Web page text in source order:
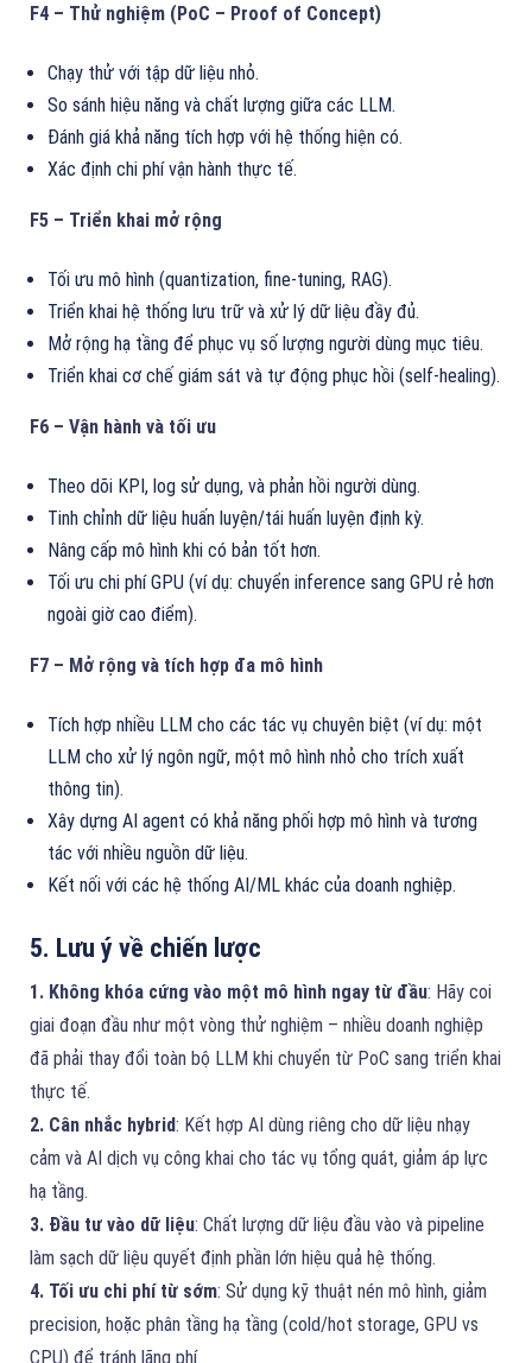
F4 – Thử nghiệm (PoC – Proof of Concept)
Chạy thử với tập dữ liệu nhỏ.
So sánh hiệu năng và chất lượng giữa các LLM.
Đánh giá khả năng tích hợp với hệ thống hiện có.
Xác định chi phí vận hành thực tế.
F5 – Triển khai mở rộng
Tối ưu mô hình (quantization, fine-tuning, RAG).
Triển khai hệ thống lưu trữ và xử lý dữ liệu đầy đủ.
Mở rộng hạ tầng để phục vụ số lượng người dùng mục tiêu.
Triển khai cơ chế giám sát và tự động phục hồi (self-healing).
F6 – Vận hành và tối ưu
Theo dõi KPI, log sử dụng, và phản hồi người dùng.
Tinh chỉnh dữ liệu huấn luyện/tái huấn luyện định kỳ.
Nâng cấp mô hình khi có bản tốt hơn.
Tối ưu chi phí GPU (ví dụ: chuyển inference sang GPU rẻ hơn
ngoài giờ cao điểm).
F7 – Mở rộng và tích hợp đa mô hình
Tích hợp nhiều LLM cho các tác vụ chuyên biệt (ví dụ: một
LLM cho xử lý ngôn ngữ, một mô hình nhỏ cho trích xuất
thông tin).
Xây dựng AI agent có khả năng phối hợp mô hình và tương
tác với nhiều nguồn dữ liệu.
Kết nối với các hệ thống AI/ML khác của doanh nghiệp.
5. Lưu ý về chiến lược
1. Không khóa cứng vào một mô hình ngay từ đầu: Hãy coi
giai đoạn đầu như một vòng thử nghiệm – nhiều doanh nghiệp
đã phải thay đổi toàn bộ LLM khi chuyển từ PoC sang triển khai
thực tế.
2. Cân nhắc hybrid: Kết hợp AI dùng riêng cho dữ liệu nhạy
cảm và AI dịch vụ công khai cho tác vụ tổng quát, giảm áp lực
hạ tầng.
3. Đầu tư vào dữ liệu: Chất lượng dữ liệu đầu vào và pipeline
làm sạch dữ liệu quyết định phần lớn hiệu quả hệ thống.
4. Tối ưu chi phí từ sớm: Sử dụng kỹ thuật nén mô hình, giảm
precision, hoặc phân tầng hạ tầng (cold/hot storage, GPU vs
CPU) để tránh lãng phí.